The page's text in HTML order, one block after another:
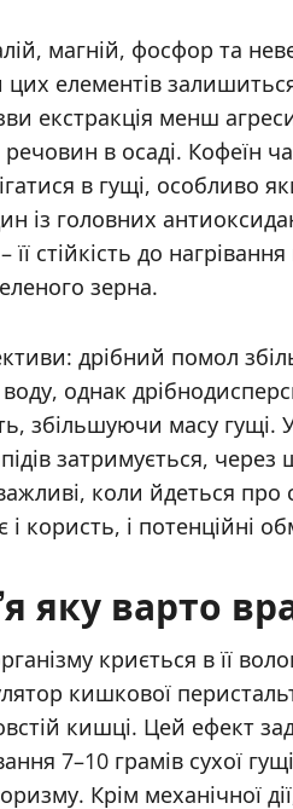
магній, фосфор та
цих елементів
екстракція менш
в осаді. Кофеїн
в гущі, особливо
із головних
стійкість до
зерна.
дрібний помол
однак
збільшуючи масу гущі.
затримується,
коли йдеться
користь, і потенційні
яку варто
криється в її
кишкової
кишці. Цей ефект
7–10 грамів сухої
Крім механічної